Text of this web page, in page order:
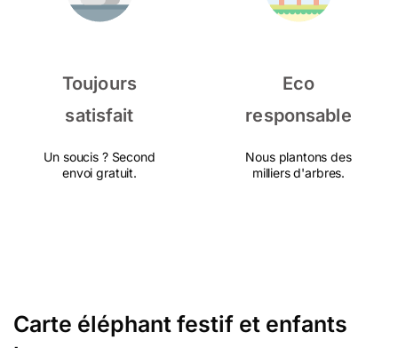
Toujours
satisfait
Un soucis ? Second
envoi gratuit.
Eco
responsable
Nous plantons des
milliers d'arbres.
Carte éléphant festif et enfants